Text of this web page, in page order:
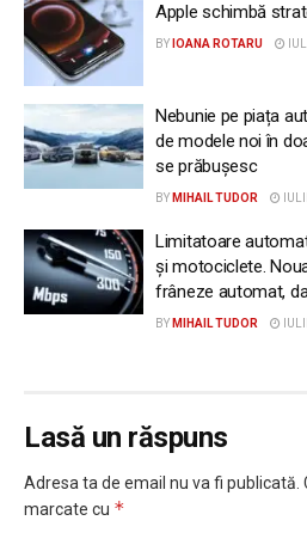
Apple schimbă
BY IOANA ROTARU
Nebunie pe piața
de modele noi în
se prăbușesc
BY MIHAIL TUDOR
Limitatoare
și motociclete.
frâneze automat,
BY MIHAIL TUDOR
Lasă un răspuns
Adresa ta de email nu va fi publicată.
marcate cu *